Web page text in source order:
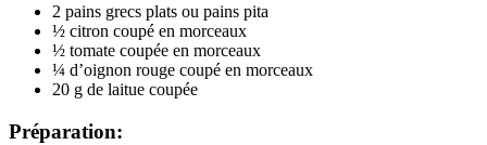
2 pains grecs plats ou pains pita
½ citron coupé en morceaux
½ tomate coupée en morceaux
¼ d’oignon rouge coupé en morceaux
20 g de laitue coupée
Préparation: